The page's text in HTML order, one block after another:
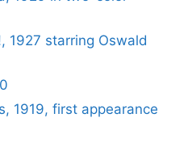
1927 starring Oswald
1919, first appearance